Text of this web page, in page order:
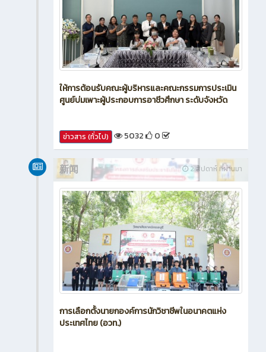
ให้การต้อนรับคณะผู้บริหารและคณะกรรมการประเมิน
ศูนย์บ่มเพาะผู้ประกอบการอาชีวศึกษา ระดับจังหวัด
ข่าวสาร (ทั่วไป) 5032 0
2 สัปดาห์ ที่ผ่านมา
新闻
การเลือกตั้งนายกองค์การนักวิชาชีพในอนาคตแห่ง
ประเทศไทย (อวท.)